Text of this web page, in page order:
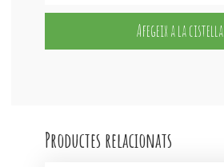
Amanida
Afegeix a la cistella
Productes relacionats